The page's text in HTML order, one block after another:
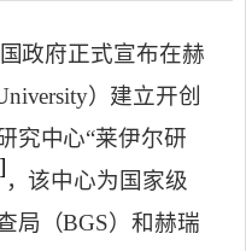
政府正式宣布在赫
）建立开创
究中心“莱伊尔研
，该中心为国家级
局（BGS）和赫瑞